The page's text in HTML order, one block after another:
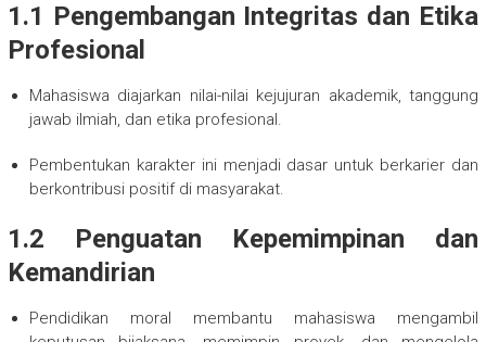
1.1 Pengembangan Integritas dan Etika
Profesional
Mahasiswa diajarkan nilai-nilai kejujuran akademik, tanggung
jawab ilmiah, dan etika profesional.
Pembentukan karakter ini menjadi dasar untuk berkarier dan
berkontribusi positif di masyarakat.
1.2 Penguatan Kepemimpinan dan
Kemandirian
Pendidikan moral membantu mahasiswa mengambil